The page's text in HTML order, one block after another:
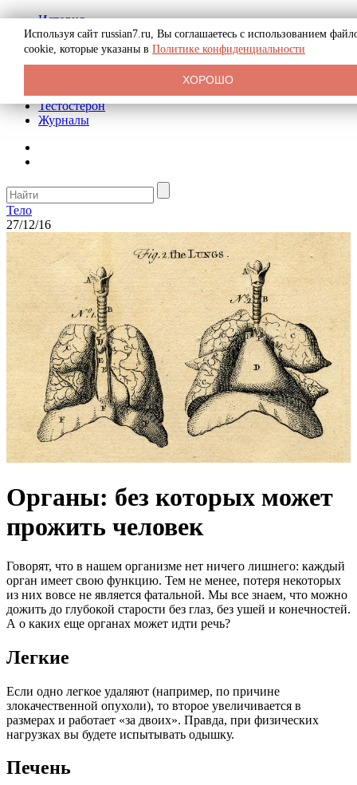
История
Биография
Криминал
Реклама на сайте
Тестостерон
Журналы
Тело
27/12/16
Органы: без которых может
прожить человек
Говорят, что в нашем организме нет ничего лишнего: каждый
орган имеет свою функцию. Тем не менее, потеря некоторых
из них вовсе не является фатальной. Мы все знаем, что можно
дожить до глубокой старости без глаз, без ушей и конечностей.
А о каких еще органах может идти речь?
Легкие
Если одно легкое удаляют (например, по причине
злокачественной опухоли), то второе увеличивается в
размерах и работает «за двоих». Правда, при физических
нагрузках вы будете испытывать одышку.
Печень
Используя сайт russian7.ru, Вы соглашаетесь с использованием
cookie, которые указаны в Политике конфиденциальности
ХОРОШО